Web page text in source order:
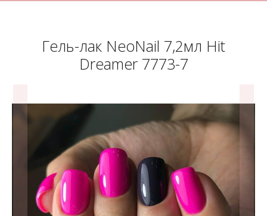
Гель-лак NeoNail 7,2мл Hit
Dreamer 7773-7